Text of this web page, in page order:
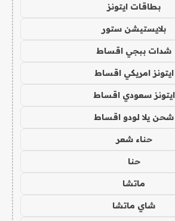
بطاقات ايتونز
بلايستيشن ستور
شدات ببجي اقساط
ايتونز امريكي اقساط
ايتونز سعودي اقساط
شحن يلا لودو اقساط
حناء شعر
حنا
ماتشا
شاي ماتشا